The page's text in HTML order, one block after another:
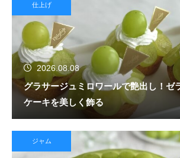
仕上げ
2026.08.08
グラサージュミロワールで艶出し！ゼ
ケーキを美しく飾る
ジャム